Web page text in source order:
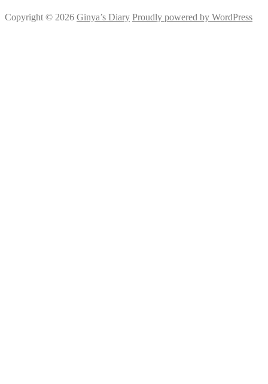
Copyright © 2026 Ginya’s Diary Proudly powered by WordPress